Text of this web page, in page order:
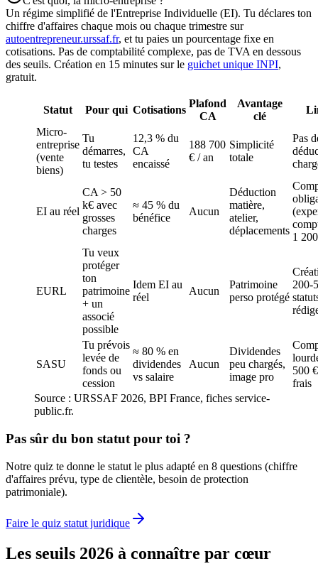
Un régime simplifié de l'Entreprise Individuelle (EI). Tu déclares ton
chiffre d'affaires chaque mois ou chaque trimestre sur
autoentrepreneur.urssaf.fr, et tu paies un pourcentage fixe en
cotisations. Pas de comptabilité complexe, pas de TVA en dessous
des seuils. Création en 15 minutes sur le guichet unique INPI,
gratuit.
Statut Pour qui Cotisations
Plafond
CA
Avantage
clé
Micro-
entreprise
(vente
biens)
Tu
démarres,
tu testes
12,3 % du
CA
encaissé
188 700
€ / an
Simplicité
totale
Pas
EI au réel
CA > 50
k€ avec
grosses
charges
≈ 45 % du
bénéfice
Aucun
Déduction
matière,
atelier,
déplacements
1
EURL
Tu veux
protéger
ton
patrimoine
+ un
associé
possible
Idem EI au
réel
Aucun
Patrimoine
perso protégé
200-
SASU
Tu prévois
levée de
fonds ou
cession
≈ 80 % en
dividendes
vs salaire
Aucun
Dividendes
peu chargés,
image pro
500
frais
Source : URSSAF 2026, BPI France, fiches service-
public.fr.
Pas sûr du bon statut pour toi ?
Notre quiz te donne le statut le plus adapté en 8 questions (chiffre
d'affaires prévu, type de clientèle, besoin de protection
patrimoniale).
Faire le quiz statut juridique
Les seuils 2026 à connaître par cœur